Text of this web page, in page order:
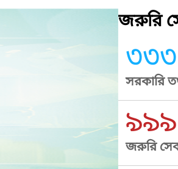
জরুরি
৩৩৩
সরকারি
৯৯৯
জরুরি